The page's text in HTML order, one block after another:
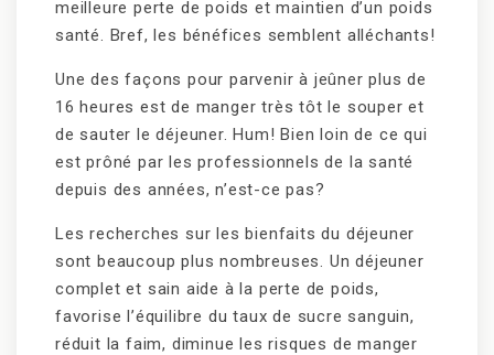
meilleure perte de poids et maintien d’un poids
santé. Bref, les bénéfices semblent alléchants!
Une des façons pour parvenir à jeûner plus de
16 heures est de manger très tôt le souper et
de sauter le déjeuner. Hum! Bien loin de ce qui
est prôné par les professionnels de la santé
depuis des années, n’est-ce pas?
Les recherches sur les bienfaits du déjeuner
sont beaucoup plus nombreuses. Un déjeuner
complet et sain aide à la perte de poids,
favorise l’équilibre du taux de sucre sanguin,
réduit la faim, diminue les risques de manger